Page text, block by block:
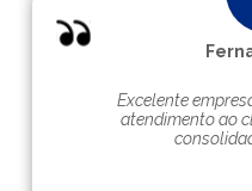
Excelente
atendimento ao